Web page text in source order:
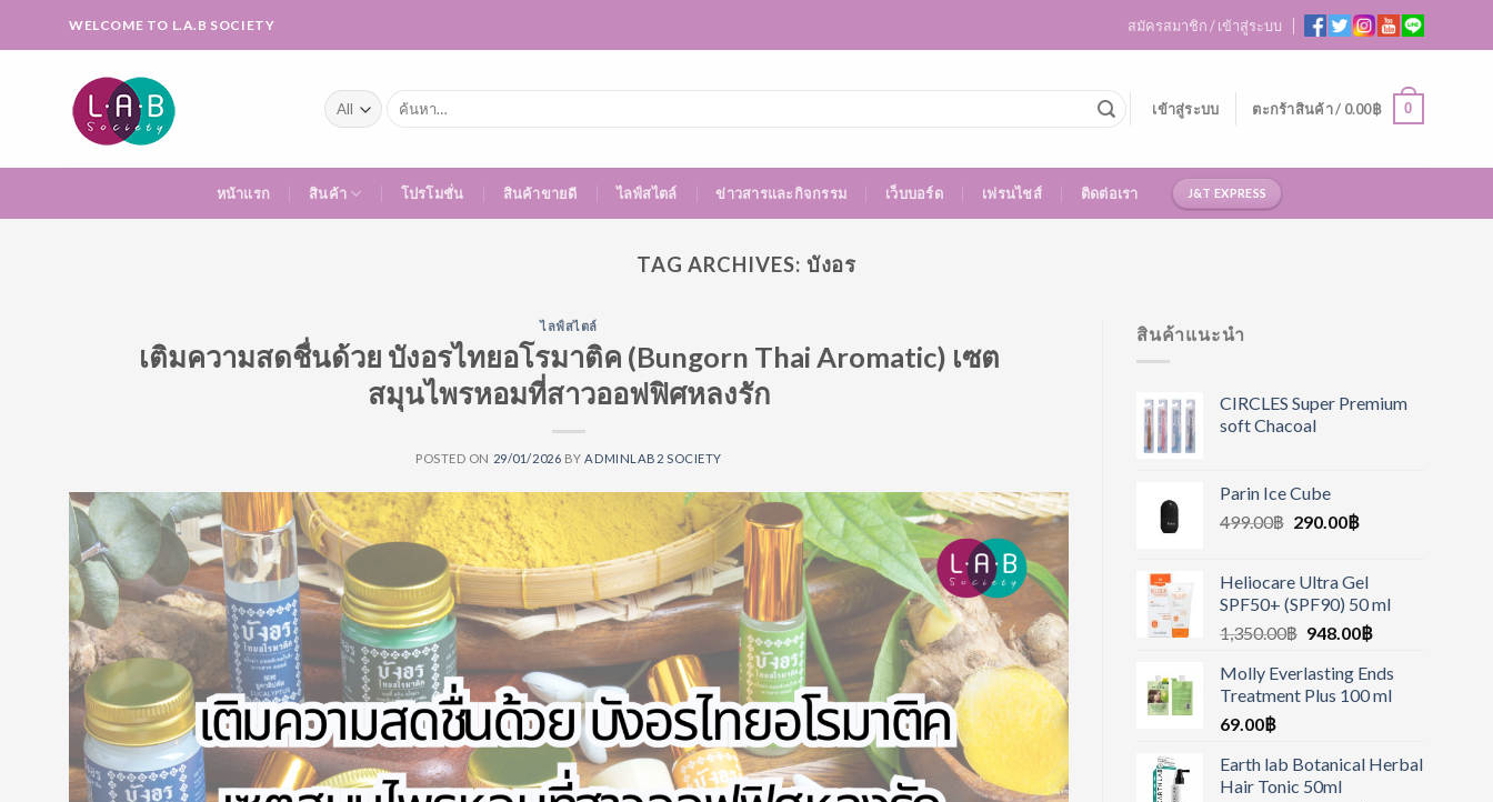
WELCOME TO L.A.B SOCIETY สมัครสมาชิก / เข้าสู่ระบบ
ค้นหา:
เข้าสู่ระบบ ตะกร้าสินค้า / 0.00฿ 0
หน้าแรก สินค้า โปรโมชั่น สินค้าขายดี ไลฟ์สไตล์ ข่าวสารและกิจกรรม เว็บบอร์ด เฟรนไชส์ ติดต่อเรา J&T EXPRESS
TAG ARCHIVES: บังอร
ไลฟ์สไตล์
เติมความสดชื่นด้วย บังอรไทยอโรมาติค (Bungorn Thai Aromatic) เซต
สมุนไพรหอมที่สาวออฟฟิศหลงรัก
POSTED ON 29/01/2026 BYADMINLAB2 SOCIETY
สินค้าแนะนำ
CIRCLES Super Premium
soft Chacoal
Parin Ice Cube
499.00฿ 290.00฿
Heliocare Ultra Gel
SPF50+ (SPF90) 50 ml
1,350.00฿ 948.00฿
Molly Everlasting Ends
Treatment Plus 100 ml
69.00฿
Earth lab Botanical Herbal
Hair Tonic 50ml